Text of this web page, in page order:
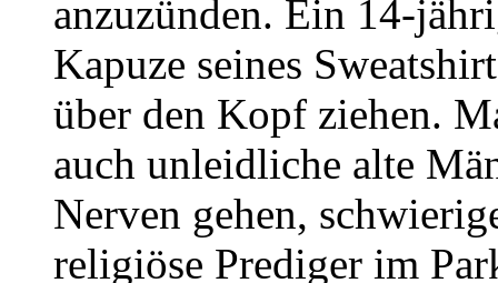
anzuzünden. Ein 14-
Kapuze seines
über den Kopf ziehen.
auch unleidliche alte
Nerven gehen,
religiöse Prediger im